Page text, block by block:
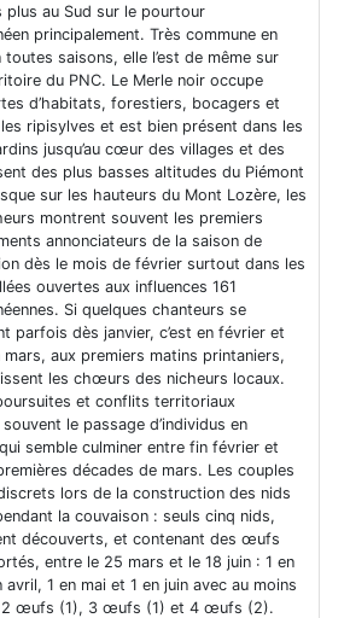
plus au Sud sur le pourtour
principalement. Très commune en
toutes saisons, elle l’est de même sur
du PNC. Le Merle noir occupe
d’habitats, forestiers, bocagers et
ripisylves et est bien présent dans les
jusqu’au cœur des villages et des
des plus basses altitudes du Piémont
sur les hauteurs du Mont Lozère, les
montrent souvent les premiers
annonciateurs de la saison de
dès le mois de février surtout dans les
ouvertes aux influences 161
Si quelques chanteurs se
parfois dès janvier, c’est en février et
aux premiers matins printaniers,
les chœurs des nicheurs locaux.
et conflits territoriaux
le passage d’individus en
semble culminer entre fin février et
décades de mars. Les couples
lors de la construction des nids
la couvaison : seuls cinq nids,
découverts, et contenant des œufs
entre le 25 mars et le 18 juin : 1 en
avril, 1 en mai et 1 en juin avec au moins
œufs (1), 3 œufs (1) et 4 œufs (2).